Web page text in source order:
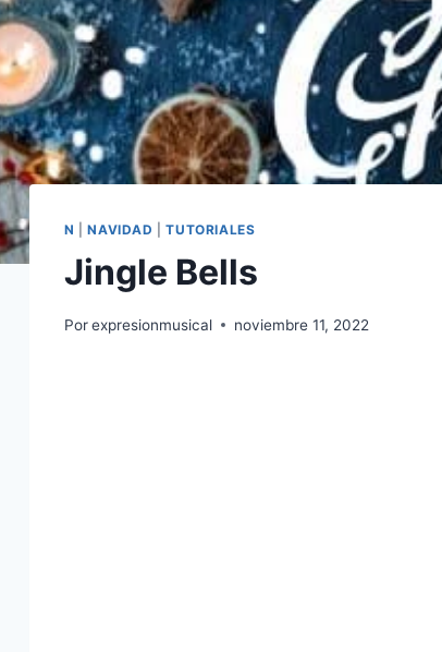
N |NAVIDAD |TUTORIALES
Jingle Bells
Porexpresionmusical noviembre 11, 2022